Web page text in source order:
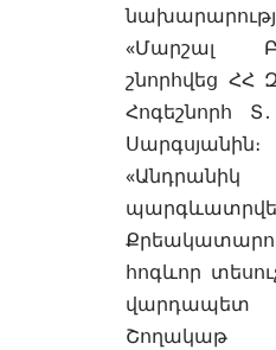
«Մարշալ
շնորհվեց ՀՀ
Հոգեշնորհ
Սարգսյանին։
«Անդրանիկ
հոգևոր
վարդապետ
Շողակաթ